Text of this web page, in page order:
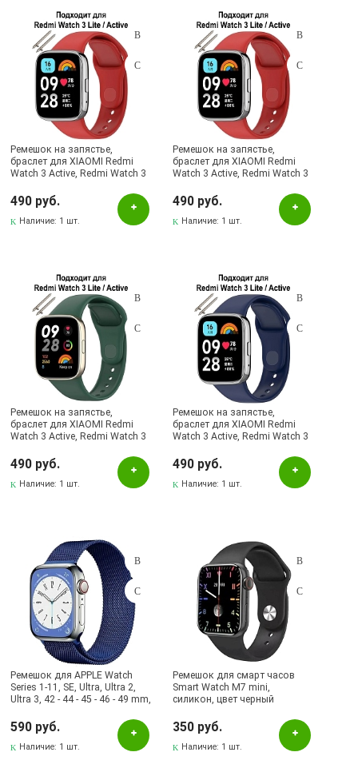
Бордовый
Голубой
Желтый
Зеленый
Золотистый
Коричневый
Красный
красный
Прозрачный
пурпурный
Рисунок
Розовый
Салатовый
Серебристый
Серый
Синий
сиреневый
Темно-синий
Фиолетовый
Хамелеон
черный
Черный
Pаспределительный центр
Ремешок на запястье,
браслет для XIAOMI Redmi
Watch 3 Active, Redmi Watch 3
490 руб.
Наличие: 1 шт.
Ремешок на запястье,
браслет для XIAOMI Redmi
Watch 3 Active, Redmi Watch 3
490 руб.
Наличие: 1 шт.
Ремешок на запястье,
браслет для XIAOMI Redmi
Watch 3 Active, Redmi Watch 3
зеленый
490 руб.
Наличие: 1 шт.
Ремешок на запястье,
браслет для XIAOMI Redmi
Watch 3 Active, Redmi Watch 3
синий
490 руб.
Наличие: 1 шт.
Ремешок для APPLE Watch
Series 1-11, SE, Ultra, Ultra 2,
Ultra 3, 42 - 44 - 45 - 46 - 49 mm,
цвет синий
590 руб.
Наличие: 1 шт.
Ремешок для смарт часов
Smart Watch M7 mini,
силикон, цвет черный
350 руб.
Наличие: 1 шт.